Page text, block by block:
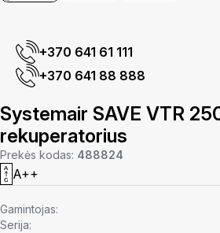
+370 641 61 111
+370 641 88 888
Systemair SAVE VTR
rekuperatorius
Prekės kodas: 488824
A++
Gamintojas:
Serija: